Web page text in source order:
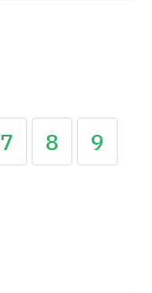
7 8
9